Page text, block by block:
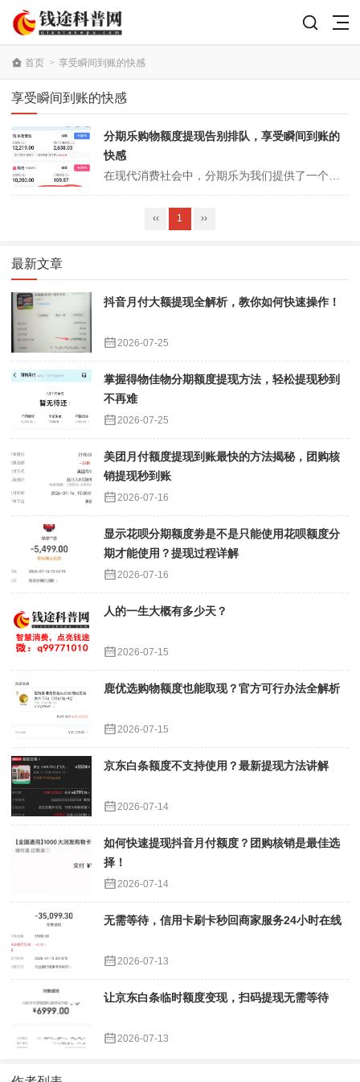
首页 > 享受瞬间到账的快感
享受瞬间到账的快感
分期乐购物额度提现告别排队，享受瞬间到账的
快感
‹‹ 1 ››
最新文章
抖音月付大额提现全解析，教你如何快速操作！
2026-07-25
掌握得物佳物分期额度提现方法，轻松提现秒到
不再难
2026-07-25
美团月付额度提现到账最快的方法揭秘，团购核
销提现秒到账
2026-07-16
显示花呗分期额度劵是不是只能使用花呗额度分
期才能使用？提现过程详解
2026-07-16
人的一生大概有多少天？
2026-07-15
鹿优选购物额度也能取现？官方可行办法全解析
2026-07-15
京东白条额度不支持使用？最新提现方法讲解
2026-07-14
如何快速提现抖音月付额度？团购核销是最佳选
择！
2026-07-14
无需等待，信用卡刷卡秒回商家服务24小时在线
2026-07-13
让京东白条临时额度变现，扫码提现无需等待
2026-07-13